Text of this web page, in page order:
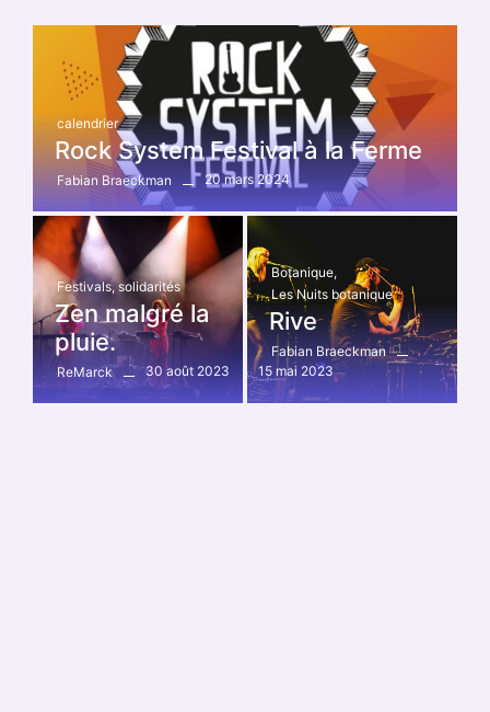
calendrier
Rock System Festival à la Ferme
Fabian Braeckman 20 mars 2024
Festivals, solidarités
Zen malgré la
pluie.
ReMarck 30 août 2023
Botanique,
Les Nuits botanique
Rive
Fabian Braeckman
15 mai 2023